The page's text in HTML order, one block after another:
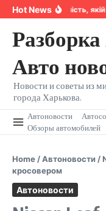
Перейти к содержанию
Hot NewsНадійність,
Авто
Новости и советы из
города Харькова.
Автоновости
Обзоры автомобилей
Home /Автоновости /
кросовером
Автоновости